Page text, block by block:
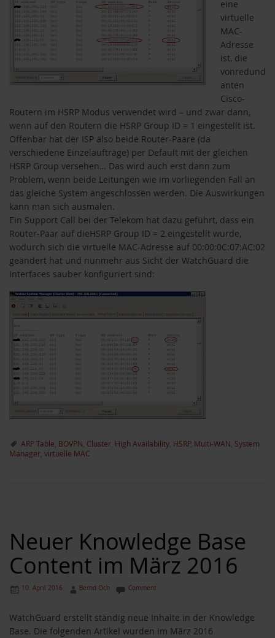
eine
virtuelle
MAC-
Adresse
ist, die
vonredund
anten
Cisco-
Routern im HSRP Modus verwendet wird – und zwar dann,
wenn auf den Routern die HSRP Group ID = 1 eingestellt ist.
Offenbar hat der ISP also beide Router-Paare (da
verschiedene Einzelaufträge) per Default mit der gleichen
HSRP Group versehen… Das wird auch erst dann zum
Problem, wenn beide Leitungen wie im vorliegenden Fall an
das gleiche System angeschlossen werden. Die Auswirkungen
kann man sich ausmalen.
Ein Support Call bei der Telekom hat dazu geführt, dass ein
Router-Paar auf dieHSRP Group ID = 2 eingestellt wurde,
wodurch sich die virtuelle MAC-Adresse auf 00:00:0C:07:AC:02
geändert hat und nunmehr aus Sicht der WatchGuard die
Interfaces sauber konfiguriert sind:
ARP Table BOVPN Cluster High Availability HSRP, Multi-WAN System
Manager virtuelle MAC
Neuer Knowledge Base
Content im März 2016
10. April 2016 Bernd Och Comment
WatchGuard erstellt ständig neue Inhalte in der Knowledge
Base. Die folgenden Artikel wurden im März 2016